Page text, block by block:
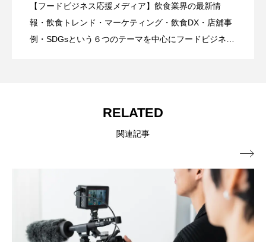
【フードビジネス応援メディア】飲食業界の最新情
報・飲食トレンド・マーケティング・飲食DX・店舖事
例・SDGsという６つのテーマを中心にフードビジネ
ードビジネス専用の商品・サービス紹介
2026.08.06 【2026年グルメトレンド】旨辛ブーム本
RELATED
関連記事
